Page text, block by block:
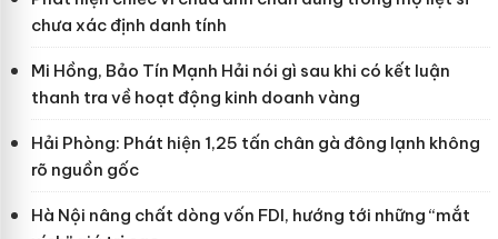
chưa xác định danh tính
Mi Hồng, Bảo Tín Mạnh Hải nói gì sau khi có kết luận
thanh tra về hoạt động kinh doanh vàng
Hải Phòng: Phát hiện 1,25 tấn chân gà đông lạnh không
rõ nguồn gốc
Hà Nội nâng chất dòng vốn FDI, hướng tới những “mắt